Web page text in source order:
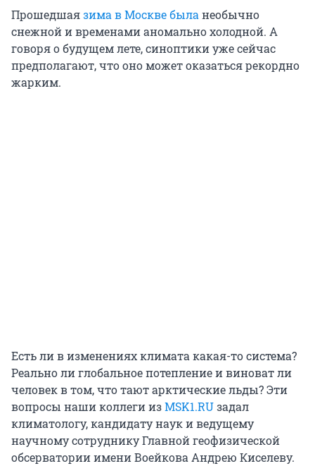
Прошедшаязима в Москве быланеобычно
снежной и временами аномально холодной. А
говоря о будущем лете, синоптики уже сейчас
предполагают, что оно может оказаться рекордно
жарким.
Есть ли в изменениях климата какая-то система?
Реально ли глобальное потепление и виноват ли
человек в том, что тают арктические льды? Эти
вопросы наши коллеги изMSK1.RUзадал
климатологу, кандидату наук и ведущему
научному сотруднику Главной геофизической
обсерватории имени Воейкова Андрею Киселеву.